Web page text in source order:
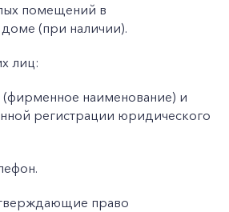
помещений в
(при наличии).
лиц:
наименование) и
регистрации юридического
право